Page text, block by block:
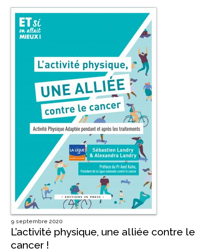
9 septembre 2020
L’activité physique, une alliée contre le
cancer !